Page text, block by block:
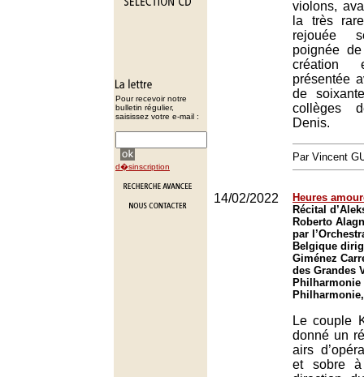
Pour recevoir notre
bulletin régulier,
saisissez votre e-mail :
d�sinscription
violons,
la très
rejouée
poignée
création
présentée
de
collèges
Denis.
Par Vincent
14/02/2022
Heures
Récital
Roberto
par
Belgique
Giménez
des Grandes
Philharmonie
Le couple
donné un
airs
et sobre